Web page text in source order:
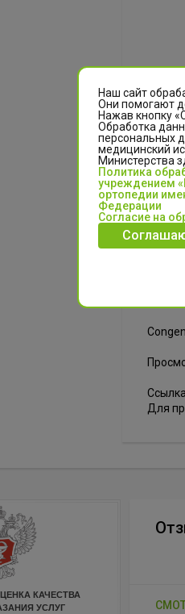
Для
КАЧЕСТВА
УСЛУГ
Наш сайт
Они помогают
Нажав кнопку
Обработка
персональных
медицинский
Министерства
Политика
учреждением
ортопедии
Федерации
Согласие на